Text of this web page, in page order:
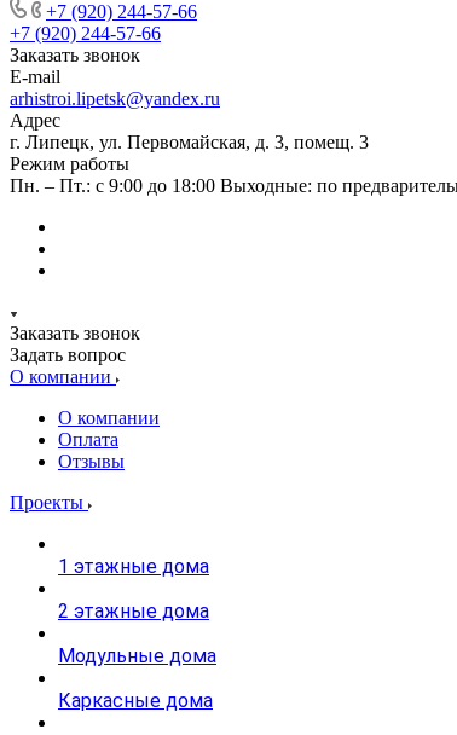
+7 (920) 244-57-66
+7 (920) 244-57-66
Заказать звонок
E-mail
arhistroi.lipetsk@yandex.ru
Адрес
г. Липецк, ул. Первомайская, д. 3, помещ. 3
Режим работы
Пн. – Пт.: с 9:00 до 18:00 Выходные: по
Заказать звонок
Задать вопрос
О компании
О компании
Оплата
Отзывы
Проекты
1 этажные дома
2 этажные дома
Модульные дома
Каркасные дома